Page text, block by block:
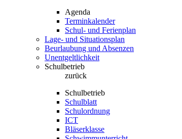
Agenda
Terminkalender
Schul- und Ferienplan
Lage- und Situationsplan
Beurlaubung und Absenzen
Unentgeltlichkeit
Schulbetrieb
zurück
Schulbetrieb
Schulblatt
Schulordnung
ICT
Bläserklasse